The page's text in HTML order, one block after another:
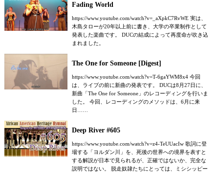
Fading World
https://www.youtube.com/watch?v=_aXpkC7RvWE 実は、
木島タローが20年以上前に書き、大学の卒業制作として
発表した楽曲です。 DUCの結成によって再度命が吹き込
まれました。
The One for Someone [Digest]
https://www.youtube.com/watch?v=T-6gaYWM8x4 今回
は、ライブの前に新曲の発表です。 DUCは8月27日に、
新曲「The One for Someone」のレコーディングを行いま
した。 今回、レコーディングのメソッドは、6月に来
日……
Deep River #605
https://www.youtube.com/watch?v=z4-TeUUacIw 歌詞に登
場する「ヨルダン川」を、死後の世界への境界を表すと
する解説が日本で見られるが、正確ではないか、完全な
説明ではない。 脱走奴隷たちにとっては、ミシシッピー